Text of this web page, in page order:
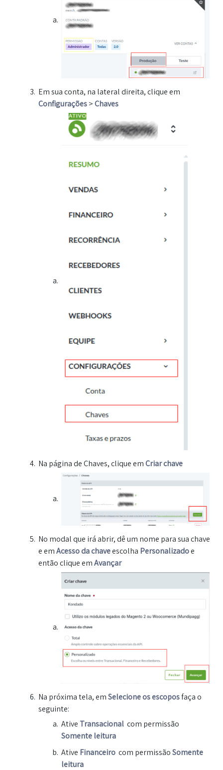
Em sua conta, na lateral direita, clique em
Configurações>Chaves
Na página de Chaves, clique emCriar chave
No modal que irá abrir, dê um nome para sua chave
e emAcesso da chaveescolha Personalizadoe
então clique emAvançar
Na próxima tela, emSelecione os escoposfaça o
seguinte:
Ative Transacional com permissão
Somente leitura
Ative Financeiro com permissãoSomente
leitura